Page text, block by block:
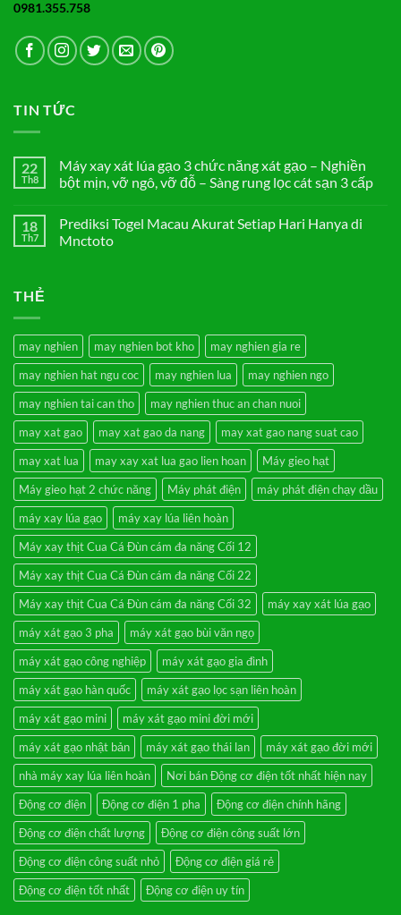
0981.355.758
TIN TỨC
22
Th8
Máy xay xát lúa gạo 3 chức năng xát gạo – Nghiền
bột mịn, vỡ ngô, vỡ đỗ – Sàng rung lọc cát sạn 3 cấp
bình
luận
ở
năng
xát
gạo
–
Nghiền
bột
mịn,
vỡ
ngô,
vỡ
đỗ
–
Sàng
rung
lọc
cát
sạn
3
cấp
18
Th7
Prediksi Togel Macau Akurat Setiap Hari Hanya di
Mnctoto
Macau
Akurat
Setiap
Hari
Hanya
di
Mnctoto
THẺ
may nghien may nghien bot kho
may nghien gia re
may nghien hat ngu coc
may nghien lua
may nghien ngo
may nghien tai can tho
may nghien thuc an chan nuoi
may xat gao
may xat gao da nang
may xat gao nang suat cao
may xat lua
may xay xat lua gao lien hoan
Máy gieo hạt
Máy gieo hạt 2 chức năng
Máy phát điện
máy phát điện chạy dầu
máy xay lúa gạo
máy xay lúa liên hoàn
Máy xay thịt Cua Cá Đùn cám đa năng Cối 12
Máy xay thịt Cua Cá Đùn cám đa năng Cối 22
Máy xay thịt Cua Cá Đùn cám đa năng Cối 32
máy xay xát lúa gạo
máy xát gạo 3 pha
máy xát gạo bùi văn ngọ
máy xát gạo công nghiệp
máy xát gạo gia đình
máy xát gạo hàn quốc
máy xát gạo lọc sạn liên hoàn
máy xát gạo mini
máy xát gạo mini đời mới
máy xát gạo nhật bản
máy xát gạo thái lan
máy xát gạo đời mới
nhà máy xay lúa liên hoàn
Nơi bán Động cơ điện tốt nhất hiện nay
Động cơ điện
Động cơ điện 1 pha
Động cơ điện chính hãng
Động cơ điện chất lượng
Động cơ điện công suất lớn
Động cơ điện công suất nhỏ
Động cơ điện giá rẻ
Động cơ điện tốt nhất
Động cơ điện uy tín